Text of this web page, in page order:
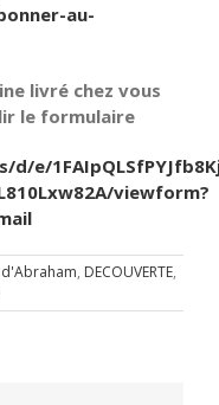
au-
livré chez vous
le formulaire
e/
viewform?
, DECOUVERTE,